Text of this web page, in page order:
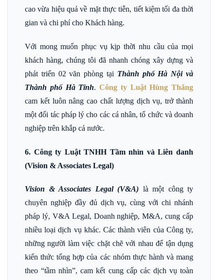
cao vừa hiệu quả về mặt thực tiễn, tiết kiệm tối đa thời
gian và chi phí cho Khách hàng.
Với mong muốn phục vụ kịp thời nhu cầu của mọi
khách hàng, chúng tôi đã nhanh chóng xây dựng và
phát triển 02 văn phòng tại Thành phố Hà Nội và
Thành phố Hà Tĩnh. Công ty Luật Hùng Thắng
cam kết luôn nâng cao chất lượng dịch vụ, trở thành
một đối tác pháp lý cho các cá nhân, tổ chức và doanh
nghiệp trên khắp cả nước.
6. Công ty Luật TNHH Tầm nhìn và Liên danh
(Vision & Associates Legal)
Vision & Associates Legal (V&A) là một công ty
chuyên nghiệp đầy đủ dịch vụ, cùng với chi nhánh
pháp lý, V&A Legal, Doanh nghiệp, M&A, cung cấp
nhiều loại dịch vụ khác. Các thành viên của Công ty,
những người làm việc chặt chẽ với nhau để tận dụng
kiến thức tổng hợp của các nhóm thực hành và mang
theo “tầm nhìn”, cam kết cung cấp các dịch vụ toàn